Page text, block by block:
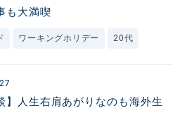
も大満喫
ワーキングホリデー 20代
】人生右肩あがりなのも海外生